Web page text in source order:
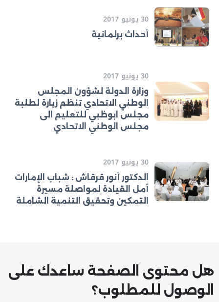
30 يونيو 2017
أحداث برلمانية
30 يونيو 2017
وزارة الدولة لشؤون المجلس
الوطني الاتحادي تنظم زيارة لطلبة
مجلس ابوظبي للتعليم الى
مجلس الوطني الاتحادي
30 يونيو 2017
الدكتور أنور قرقاش : شباب الإمارات
أمل القيادة لمواصلة مسيرة
التمكين وتحقيق التنمية الشاملة
هل محتوى الصفحة ساعدك على
الوصول للمطلوب؟